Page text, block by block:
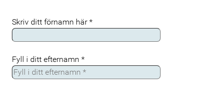
Skriv ditt förnamn här*
Fyll i ditt efternamn *